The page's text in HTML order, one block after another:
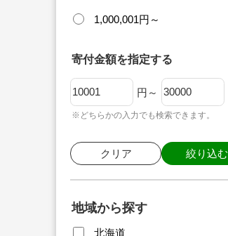
1,000,001円～
寄付金額を指定する
円～
※どちらかの入力でも検索できます。
クリア 絞り込む
地域から探す
北海道